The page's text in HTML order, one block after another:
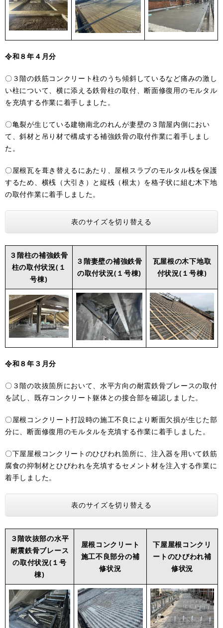
令和８年４月分
〇３階の鉄筋コンクリート柱のうち傾斜しているなど痛みの激し
い柱について、横に添える鉄骨柱の取付、断面修復用のモルタル
を充填する作業に着手しました。
〇亀裂が生じている建物南北のれんが妻壁の３階屋内側におい
て、斜材と吊り材で構成する補強鉄骨の取付作業に着手しまし
た。
〇屋根瓦を葺き替えるにあたり、屋根スラブのモルタル桟を保護
するため、横桟（大引き）と縦桟（根太）を格子状に組む木下地
の取付作業に着手しました。
表のサイズを切り替える
３階柱の補強鉄骨
柱の取付状況(１
号棟)
３階妻壁の補強鉄骨
の取付状況(１号棟)
瓦屋根の木下地取
付状況(１号棟)
令和８年３月分
〇３階の吹抜箇所において、水平方向の耐震鉄骨ブレースの取付
を試し、既存コンクリート躯体との接合部を確認しました。
〇屋根コンクリート打設時の施工不良により断面欠損が生じた部
分に、断面修復用のモルタルを充填する作業に着手しました。
〇下屋屋根コンクリートのひびわれ箇所に、注入器を用いて鉄筋
腐食の抑制材とひびわれを充填するセメント材を注入する作業に
着手しました。
表のサイズを切り替える
３階吹抜部の水平
耐震鉄骨ブレース
の取付状況(１号
棟)
屋根コンクリート
施工不良部分の補
修状況
下屋屋根コンクリ
ートのひびわれ補
修状況